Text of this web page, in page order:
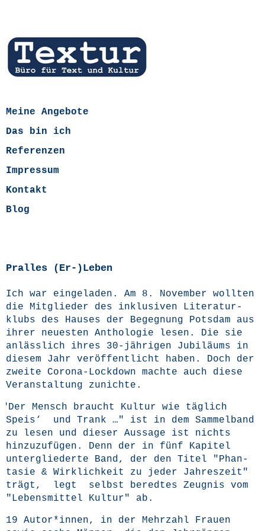
Meine Angebote
Das bin ich
Referenzen
Impressum
Kontakt
Blog
Pralles (Er-)Leben
Ich war ein­ge­la­den. Am 8. Novem­ber woll­ten
die Mit­glie­der des inklu­si­ven Lite­ra­tur­
klubs des Hau­ses der Begeg­nung Pots­dam aus
ihrer neu­es­ten Antho­lo­gie lesen. Die sie
anläss­lich ihres 30-jäh­ri­gen Jubi­lä­ums in
die­sem Jahr ver­öf­fent­licht haben. Doch der
zwei­te Coro­na-Lock­down mach­te auch die­se
Ver­an­stal­tung zunichte.
"Der Mensch braucht Kul­tur wie täg­lich
Speis‘ und Trank …" ist in dem Sam­mel­band
zu lesen und die­ser Aus­sa­ge ist nichts
hin­zu­zu­fü­gen. Denn der in fünf Kapi­tel
unter­glie­der­te Band, der den Titel "Phan­
ta­sie & Wirk­lich­keit zu jeder Jah­res­zeit"
trägt, legt selbst bered­tes Zeug­nis vom
"Lebens­mit­tel Kul­tur" ab.
19 Autor*innen, in der Mehr­zahl Frau­en